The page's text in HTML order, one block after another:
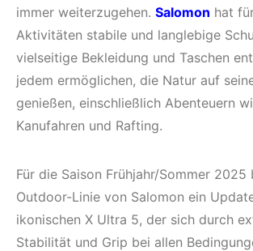
immer weiterzugehen. Salomon hat
Aktivitäten stabile und langlebige
vielseitige Bekleidung und Taschen
jedem ermöglichen, die Natur auf
genießen, einschließlich Abenteuern
Kanufahren und Rafting.
Für die Saison Frühjahr/Sommer
Outdoor-Linie von Salomon ein
ikonischen X Ultra 5, der sich durch
Stabilität und Grip bei allen